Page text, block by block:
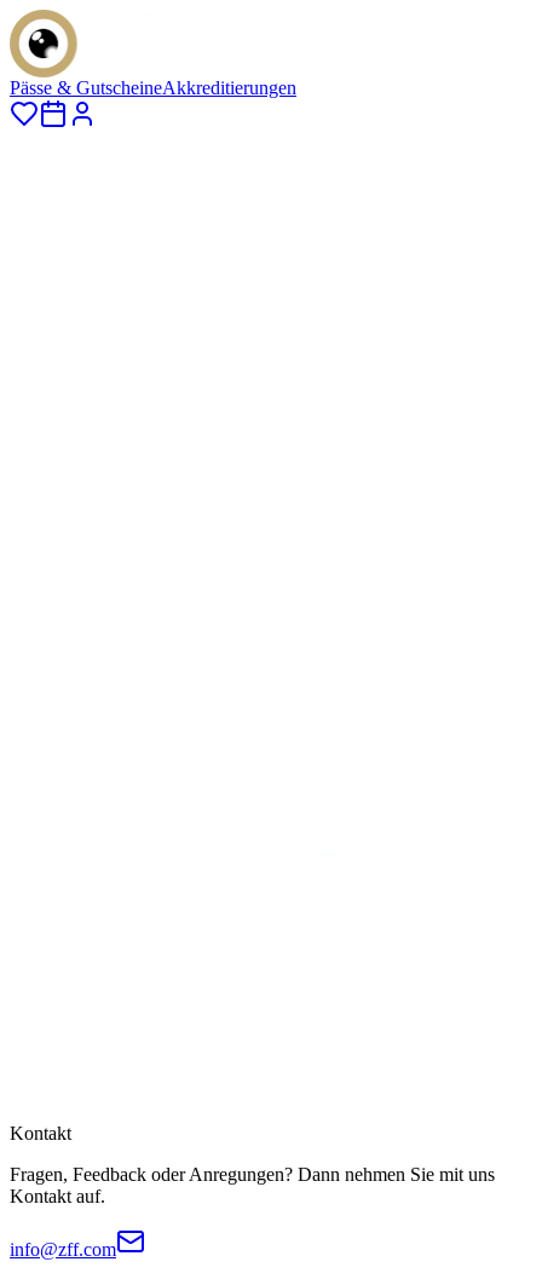
Pässe & GutscheineAkkreditierungen
Kontakt
Fragen, Feedback oder Anregungen? Dann nehmen Sie mit uns
Kontakt auf.
info@zff.com